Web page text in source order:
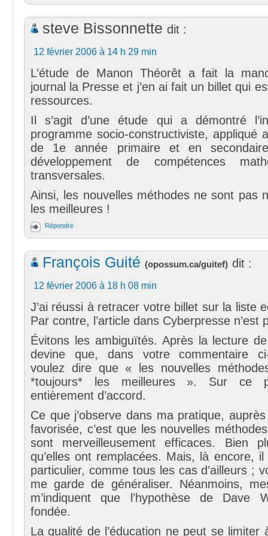
steve Bissonnette dit :
12 février 2006 à 14 h 29 min
L’étude de Manon Théorêt a fait la
journal la Presse et j’en ai fait un billet qui
ressources.
Il s’agit d’une étude qui a démontré
programme socio-constructiviste, appliqué
de 1e année primaire et en
développement de compétences
transversales.
Ainsi, les nouvelles méthodes ne sont pas
les meilleures !
Répondre
François Guité (opossum.ca/guitef) dit :
12 février 2006 à 18 h 08 min
J’ai réussi à retracer votre billet sur la liste
Par contre, l’article dans Cyberpresse n’est
Évitons les ambiguïtés. Après la lecture
devine que, dans votre commentaire
voulez dire que « les nouvelles
*toujours* les meilleures ». Sur ce
entièrement d’accord.
Ce que j’observe dans ma pratique, auprès
favorisée, c’est que les nouvelles
sont merveilleusement efficaces. Bien
qu’elles ont remplacées. Mais, là encore, il
particulier, comme tous les cas d’ailleurs ;
me garde de généraliser. Néanmoins,
m’indiquent que l’hypothèse de Dave
fondée.
La qualité de l’éducation ne peut se limiter